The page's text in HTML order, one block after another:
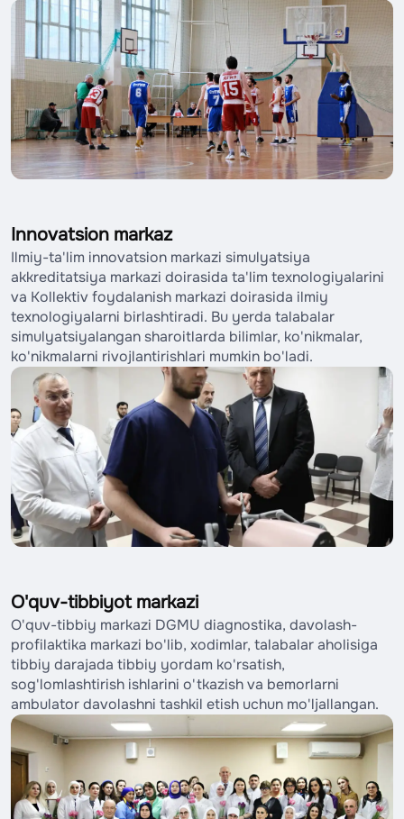
Innovatsion markaz
Ilmiy-ta'lim innovatsion markazi simulyatsiya
akkreditatsiya markazi doirasida ta'lim texnologiyalarini
va Kollektiv foydalanish markazi doirasida ilmiy
texnologiyalarni birlashtiradi. Bu yerda talabalar
simulyatsiyalangan sharoitlarda bilimlar, ko'nikmalar,
ko'nikmalarni rivojlantirishlari mumkin bo'ladi.
O'quv-tibbiyot markazi
O'quv-tibbiy markazi DGMU diagnostika, davolash-
profilaktika markazi bo'lib, xodimlar, talabalar aholisiga
tibbiy darajada tibbiy yordam ko'rsatish,
sog'lomlashtirish ishlarini o'tkazish va bemorlarni
ambulator davolashni tashkil etish uchun mo'ljallangan.